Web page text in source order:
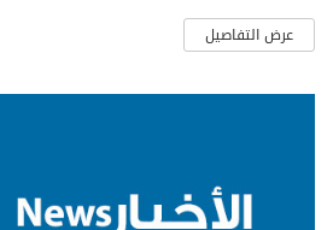
عرض التفاصيل